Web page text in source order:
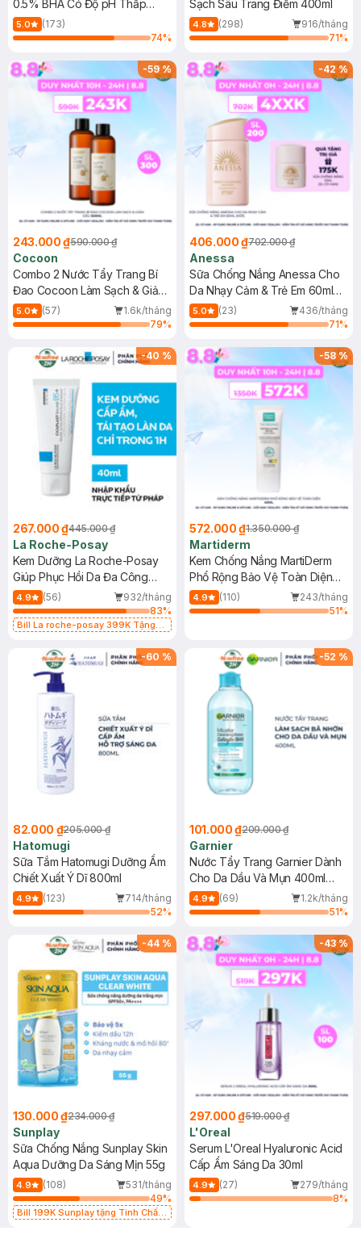
0.5% BHA Có Độ pH Thấp
150ml
5.0
(173)
74%
Sạch Sâu Trang Điểm 400ml
4.8 (298)
916/tháng
71%
-59%
243.000 ₫590.000 ₫
Cocoon
Combo 2 Nước Tẩy Trang Bí
Đao Cocoon Làm Sạch & Giảm
Dầu 500ml
5.0 (57)
1.6k/tháng
79%
-42%
406.000 ₫702.000 ₫
Anessa
Sữa Chống Nắng Anessa Cho
Da Nhạy Cảm & Trẻ Em 60ml
(Mới)
5.0 (23)
436/tháng
71%
-40 %
267.000 ₫445.000 ₫
La Roche-Posay
Kem Dưỡng La Roche-Posay
Giúp Phục Hồi Da Đa Công
Dụng 40ml
4.9 (56)
932/tháng
83%
Bill La roche-posay 399K Tặng
(SL có hạn)
-58%
572.000 ₫1.350.000 ₫
Martiderm
Kem Chống Nắng MartiDerm
Phổ Rộng Bảo Vệ Toàn Diện
40ml
4.9 (110)
243/tháng
51%
-60 %
82.000 ₫205.000 ₫
Hatomugi
Sữa Tắm Hatomugi Dưỡng Ẩm
Chiết Xuất Ý Dĩ 800ml
4.9 (123)
714/tháng
52%
-52 %
101.000 ₫209.000 ₫
Garnier
Nước Tẩy Trang Garnier Dành
Cho Da Dầu Và Mụn 400ml
(Mới)
4.9 (69)
1.2k/tháng
51%
-44 %
130.000 ₫234.000 ₫
Sunplay
Sữa Chống Nắng Sunplay Skin
Aqua Dưỡng Da Sáng Mịn 55g
4.9 (108)
531/tháng
49%
Bill 199K Sunplay tặng Tinh Chất
-43%
297.000 ₫519.000 ₫
L'Oreal
Serum L'Oreal Hyaluronic Acid
Cấp Ẩm Sáng Da 30ml
4.9 (27)
279/tháng
8%